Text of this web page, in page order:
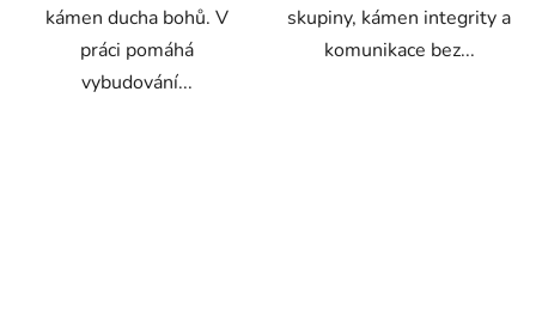
kámen ducha bohů. V
práci pomáhá
vybudování...
skupiny, kámen integrity a
komunikace bez...